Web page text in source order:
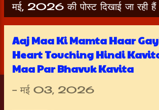
सं
श
मई, 2026 की पोस्ट दिखाई जा रही हैं
Aaj Maa Ki Mamta Haar
Heart Touching Hindi
Maa Par Bhavuk Kavita
- मई 03, 2026